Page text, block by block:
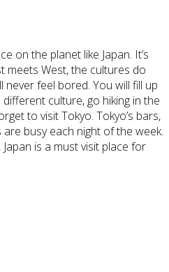
on the planet like Japan. It’s
meets West, the cultures do
feel bored. You will fill up
culture, go hiking in the
to visit Tokyo. Tokyo’s bars,
busy each night of the week.
is a must visit place for